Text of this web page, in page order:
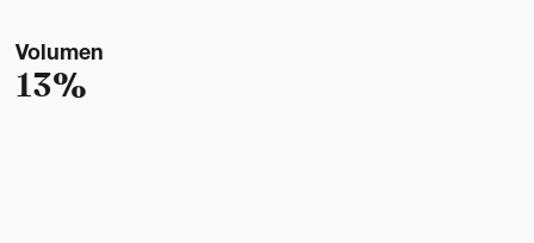
Volumen
13%